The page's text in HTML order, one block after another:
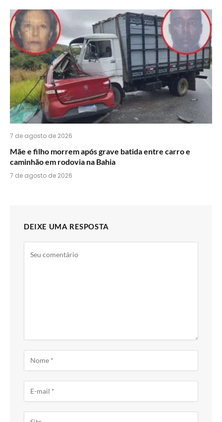
7 de agosto de 2026
Mãe e filho morrem após grave batida entre carro e
caminhão em rodovia na Bahia
7 de agosto de 2026
DEIXE UMA RESPOSTA